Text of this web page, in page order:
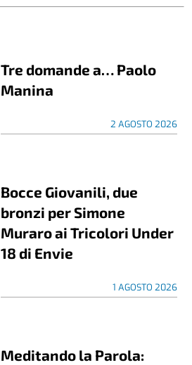
Tre domande a… Paolo
Manina
2 AGOSTO 2026
Bocce Giovanili, due
bronzi per Simone
Muraro ai Tricolori Under
18 di Envie
1 AGOSTO 2026
Meditando la Parola: